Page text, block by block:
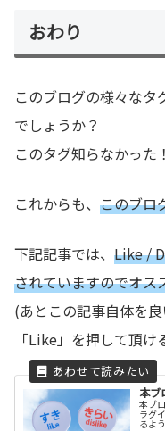
おわり
このブログの様々な
でしょうか？
このタグ知らなかった
これからも、 このブロ
下記記事では、 Like /
されていますのでオス
(あとこの記事自体を
「Like」を押して頂
本ブ
本ブ
ラグ
るよ